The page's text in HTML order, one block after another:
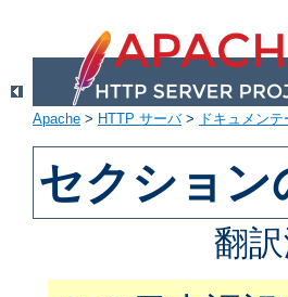
Apache > HTTP サーバ> ドキュメン
セクション
翻